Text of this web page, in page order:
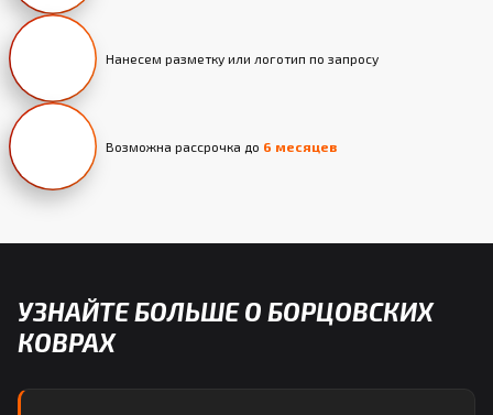
Нанесем разметку или логотип по запросу
Возможна рассрочка до 6 месяцев
УЗНАЙТЕ БОЛЬШЕ О БОРЦОВСКИХ
КОВРАХ